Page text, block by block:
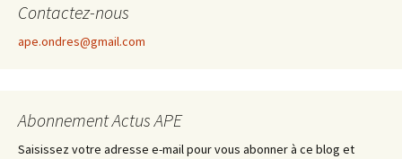
Contactez-nous
ape.ondres@gmail.com
Abonnement Actus APE
Saisissez votre adresse e-mail pour vous abonner à ce blog et